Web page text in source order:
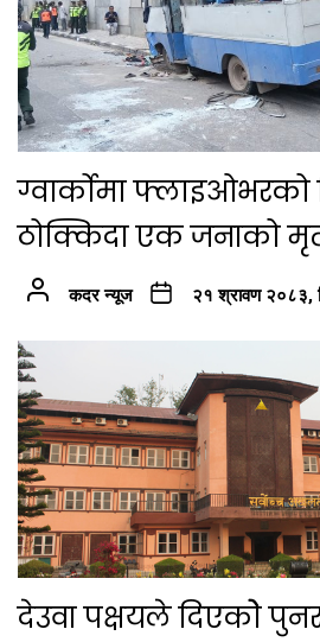
ग्वार्कोमा फ्लाइओभरको
ठोक्किदा एक जनाको
कदर न्यूज २१ श्रावण २०८३,
देउवा पक्षयले दिएकोे